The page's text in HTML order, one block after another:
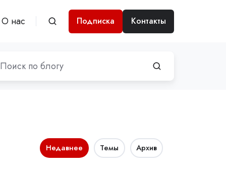
О нас Подписка Контакты
Недавнее Темы Архив